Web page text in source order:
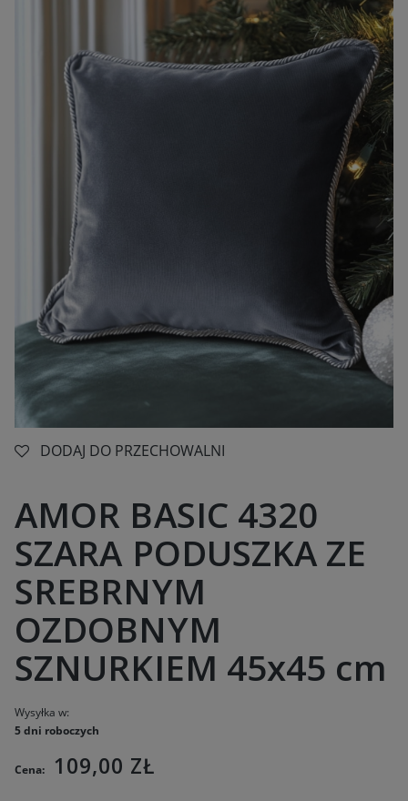
DODAJ DO PRZECHOWALNI
AMOR BASIC 4320
SZARA PODUSZKA ZE
SREBRNYM
OZDOBNYM
SZNURKIEM 45x45 cm
Wysyłka w:
5 dni roboczych
Cena: 109,00 ZŁ